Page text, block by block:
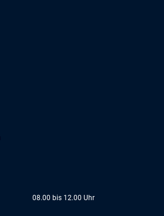
08.00 bis 12.00 Uhr